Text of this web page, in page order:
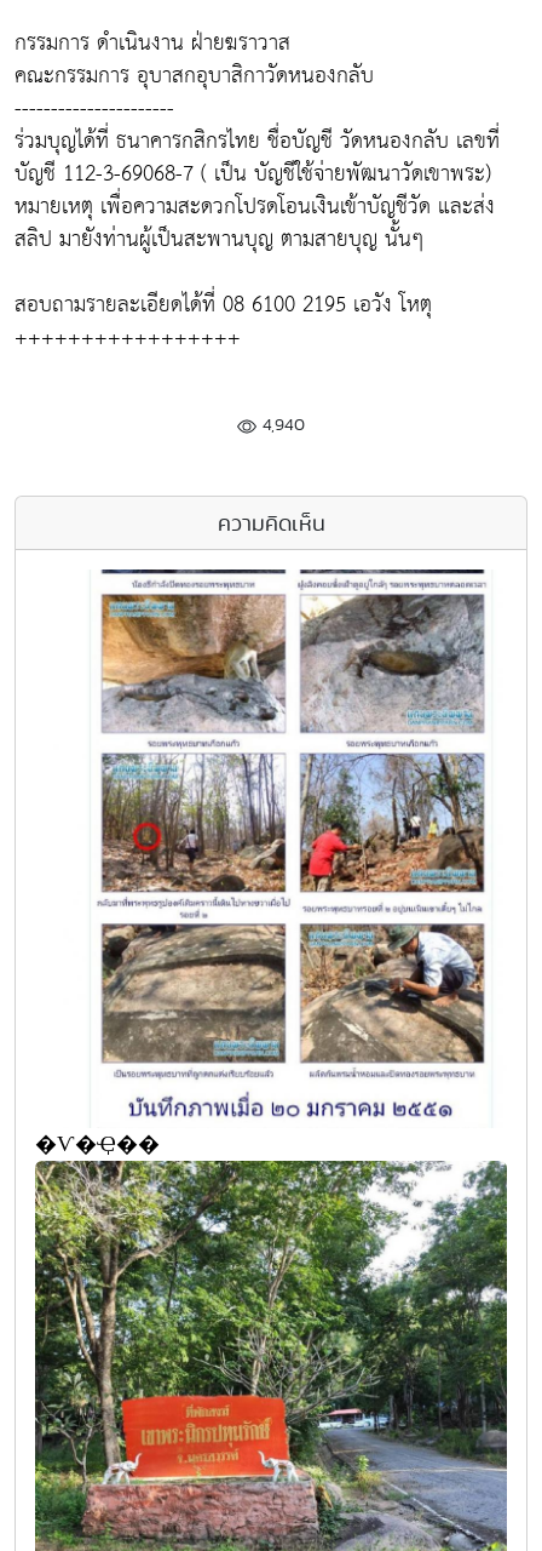
กรรมการ ดำเนินงาน ฝ่ายฆราวาส
คณะกรรมการ อุบาสกอุบาสิกาวัดหนองกลับ
----------------------
ร่วมบุญได้ที่ ธนาคารกสิกรไทย ชื่อบัญชี วัดหนองกลับ เลขที่
บัญชี 112-3-69068-7 ( เป็น บัญชีใช้จ่ายพัฒนาวัดเขาพระ)
หมายเหตุ เพื่อความสะดวกโปรดโอนเงินเข้าบัญชีวัด และส่ง
สลิป มายังท่านผู้เป็นสะพานบุญ ตามสายบุญ นั้นๆ
สอบถามรายละเอียดได้ที่ 08 6100 2195 เอวัง โหตุ
+++++++++++++++++
4,940
ความคิดเห็น
�Ѵ�Ҿ��